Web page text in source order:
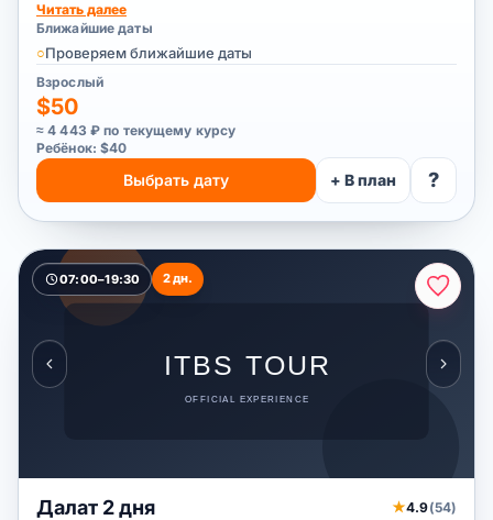
Читать далее
Ближайшие даты
○Проверяем ближайшие даты
Взрослый
$50
≈ 4 443 ₽ по текущему курсу
Ребёнок: $40
Выбрать дату + В план ?
07:00–19:30 2 дн.
Далат 2 дня ★4.9(54)